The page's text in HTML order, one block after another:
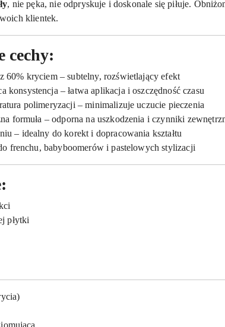
, nie pęka, nie odpryskuje i doskonale się piłuje.
klientek.
cechy:
60% kryciem – subtelny, rozświetlający efekt
konsystencja – łatwa aplikacja i oszczędność czasu
polimeryzacji – minimalizuje uczucie pieczenia
formuła – odporna na uszkodzenia i czynniki
– idealny do korekt i dopracowania kształtu
frenchu, babyboomerów i pastelowych stylizacji
płytki